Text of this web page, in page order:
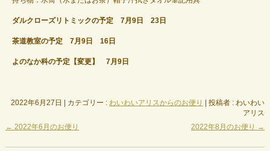
ダルクローズリトミックの予定7月9日 23日
茶道教室の予定 7月9日 16日
よのなか科の予定【変更】 7月9日
2022年6月27日 カテゴリー : わいわいアリスからのお便り
投稿者 : わいわい
アリス
← 2022年6月のお便り 2022年8月のお便り →